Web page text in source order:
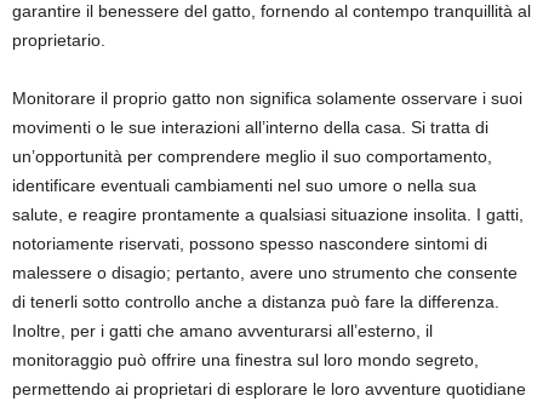
garantire il benessere del gatto, fornendo al contempo tranquillità al
proprietario.
Monitorare il proprio gatto non significa solamente osservare i suoi
movimenti o le sue interazioni all’interno della casa. Si tratta di
un’opportunità per comprendere meglio il suo comportamento,
identificare eventuali cambiamenti nel suo umore o nella sua
salute, e reagire prontamente a qualsiasi situazione insolita. I gatti,
notoriamente riservati, possono spesso nascondere sintomi di
malessere o disagio; pertanto, avere uno strumento che consente
di tenerli sotto controllo anche a distanza può fare la differenza.
Inoltre, per i gatti che amano avventurarsi all’esterno, il
monitoraggio può offrire una finestra sul loro mondo segreto,
permettendo ai proprietari di esplorare le loro avventure quotidiane